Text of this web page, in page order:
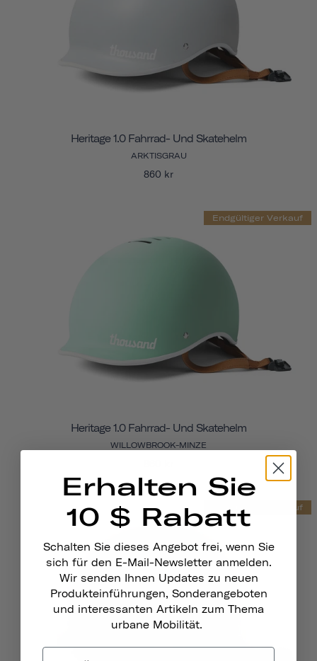
Heritage 1.0 Fahrrad- Und Skatehelm
ARKTISGRAU
860 kr
Endgültiger Verkauf
Heritage 1.0 Fahrrad- Und Skatehelm
WILLOWBROOK-MINZE
Endgültiger Verkauf
Erhalten Sie
10 $ Rabatt
Schalten Sie dieses Angebot frei, wenn Sie
sich für den E-Mail-Newsletter anmelden.
Wir senden Ihnen Updates zu neuen
Produkteinführungen, Sonderangeboten
und interessanten Artikeln zum Thema
urbane Mobilität.